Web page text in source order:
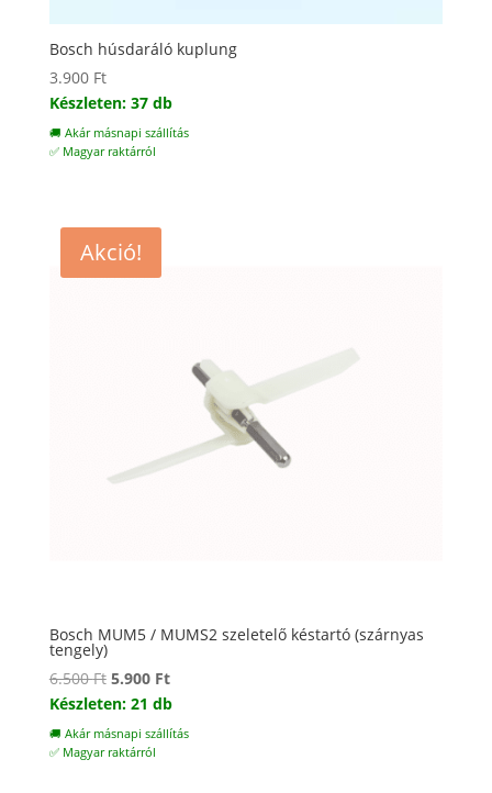
Bosch húsdaráló kuplung
3.900 Ft
Készleten: 37 db
🚚 Akár másnapi szállítás
✅ Magyar raktárról
Akció!
Bosch MUM5 / MUMS2 szeletelő késtartó (szárnyas
tengely)
6.500Ft Original
price
was:
6.500 Ft.
5.900 FtCurrent
price
is:
Készleten: 21 db
🚚 Akár másnapi szállítás
✅ Magyar raktárról